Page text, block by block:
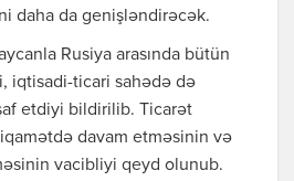
daha da genişləndirəcək.
Rusiya arasında bütün
iqtisadi-ticari sahədə də
etdiyi bildirilib. Ticarət
davam etməsinin və
vacibliyi qeyd olunub.